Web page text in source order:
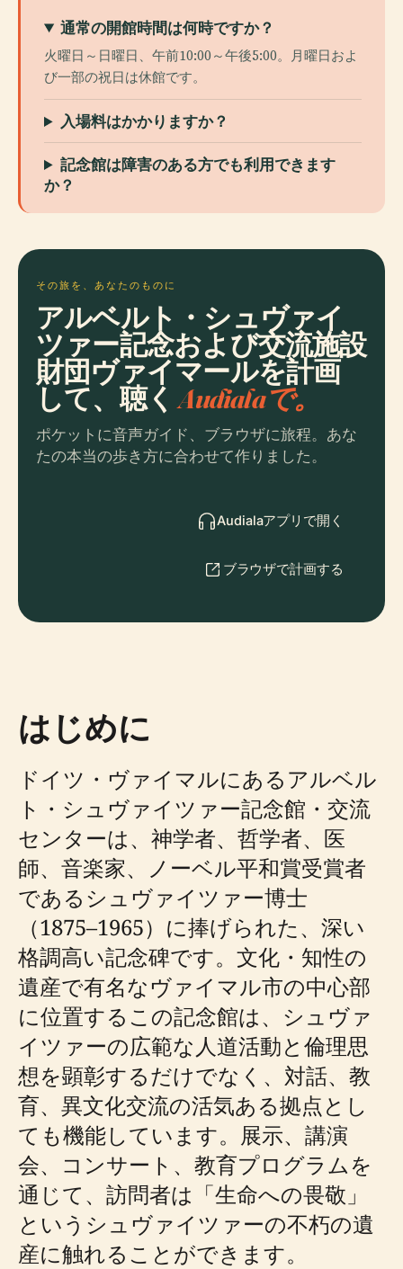
通常の開館時間は何時ですか？
火曜日～日曜日、午前10:00～午後5:00。月曜日およ
び一部の祝日は休館です。
入場料はかかりますか？
記念館は障害のある方でも利用できます
か？
その旅を、あなたのものに
アルベルト・シュヴァイ
ツァー記念および交流施設
財団ヴァイマールを計画
して、聴くAudialaで。
ポケットに音声ガイド、ブラウザに旅程。あな
たの本当の歩き方に合わせて作りました。
Audialaアプリで開く
ブラウザで計画する
はじめに
ドイツ・ヴァイマルにあるアルベル
ト・シュヴァイツァー記念館・交流
センターは、神学者、哲学者、医
師、音楽家、ノーベル平和賞受賞者
であるシュヴァイツァー博士
（1875–1965）に捧げられた、深い
格調高い記念碑です。文化・知性の
遺産で有名なヴァイマル市の中心部
に位置するこの記念館は、シュヴァ
イツァーの広範な人道活動と倫理思
想を顕彰するだけでなく、対話、教
育、異文化交流の活気ある拠点とし
ても機能しています。展示、講演
会、コンサート、教育プログラムを
通じて、訪問者は「生命への畏敬」
というシュヴァイツァーの不朽の遺
産に触れることができます。